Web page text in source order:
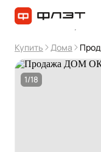
Купить Дома
1/18